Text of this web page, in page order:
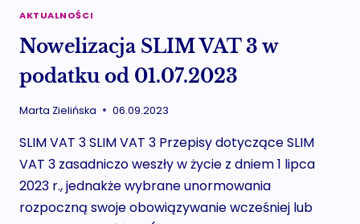
FAKTURY
ZWANY
AKTUALNOŚCI
Nowelizacja SLIM VAT 3 w
podatku od 01.07.2023
Marta Zielińska 06.09.2023
SLIM VAT 3 SLIM VAT 3 Przepisy dotyczące SLIM
VAT 3 zasadniczo weszły w życie z dniem 1 lipca
2023 r., jednakże wybrane unormowania
rozpoczną swoje obowiązywanie wcześniej lub